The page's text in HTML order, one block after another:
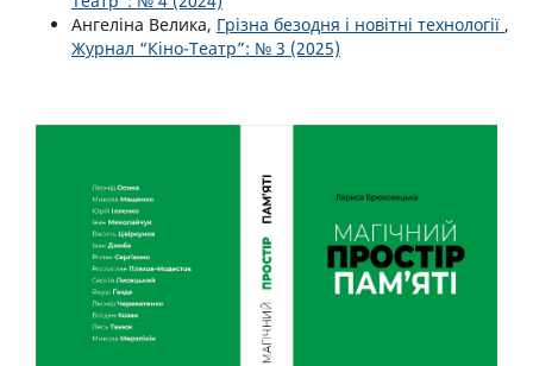
Ангеліна Велика, Грізна безодня і новітні технології ,
Журнал “Кіно-Театр”: № 3 (2025)